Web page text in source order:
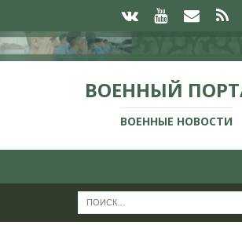
ВОЕННЫЙ
ВОЕННЫЕ НОВОСТИ